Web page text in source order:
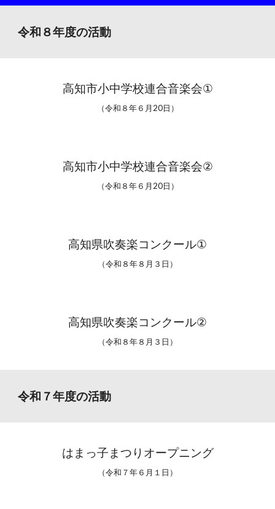
令和８年度の活動
高知市小中学校連合音楽会①
（令和 ８年６ 月20日）
高知市小中学校連合音楽会②
（令和 ８年６月20日）
高知県吹奏楽コンクール①
（令和８年８ 月 ３ 日）
高知県吹奏楽コンクール②
（令和８年８月３日）
令和７年度の活動
はまっ子まつりオープニング
（令和７年６月１日）